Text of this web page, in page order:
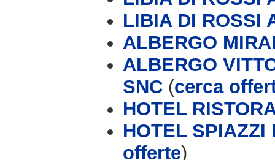
LIBIA DI ROSSI
ALBERGO
ALBERGO
SNC (cerca
HOTEL
HOTEL SPIAZZI
offerte)